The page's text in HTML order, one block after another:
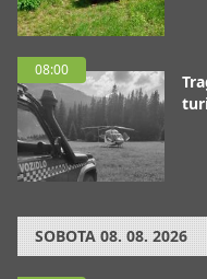
08:00
SOBOTA 08. 08. 2026